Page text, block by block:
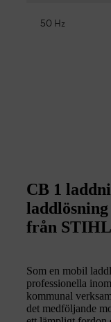
50 Hz
CB 1
från STIHL
Som en mobil
professionella
kommunal
det medföljande